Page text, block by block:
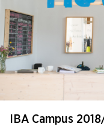
IBA Campus